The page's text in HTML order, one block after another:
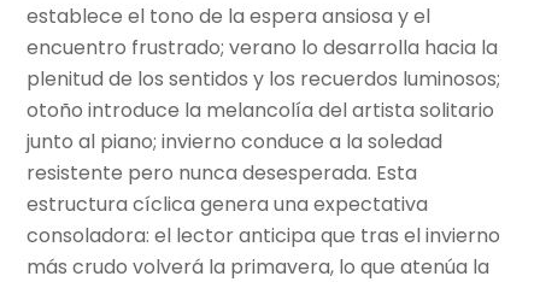
establece el tono de la espera ansiosa y el
encuentro frustrado; verano lo desarrolla hacia la
plenitud de los sentidos y los recuerdos luminosos;
otoño introduce la melancolía del artista solitario
junto al piano; invierno conduce a la soledad
resistente pero nunca desesperada. Esta
estructura cíclica genera una expectativa
consoladora: el lector anticipa que tras el invierno
más crudo volverá la primavera, lo que atenúa la